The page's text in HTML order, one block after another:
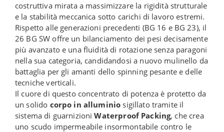
costruttiva mirata a massimizzare la rigidità strutturale
e la stabilità meccanica sotto carichi di lavoro estremi.
Rispetto alle generazioni precedenti (BG 16 e BG 23), il
26 BG SW offre un bilanciamento dei pesi decisamente
più avanzato e una fluidità di rotazione senza paragoni
nella sua categoria, candidandosi a nuovo mulinello da
battaglia per gli amanti dello spinning pesante e delle
tecniche verticali.
Il cuore di questo concentrato di potenza è protetto da
un solido corpo in alluminio sigillato tramite il
sistema di guarnizioniWaterproof Packing, che crea
uno scudo impermeabile insormontabile contro le